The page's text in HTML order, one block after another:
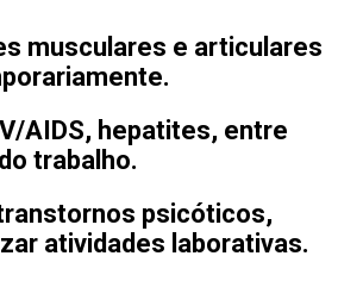
musculares e articulares
AIDS, hepatites, entre
trabalho.
psicóticos,
atividades laborativas.